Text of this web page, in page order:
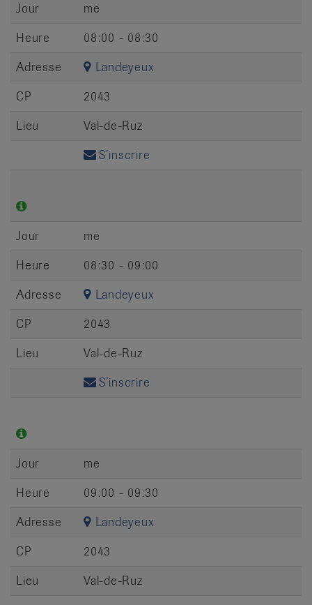
Jour
me
Heure
08:00 - 08:30
Adresse
Landeyeux
CP
2043
Lieu
Val-de-Ruz
S’inscrire
Jour
me
Heure
08:30 - 09:00
Adresse
Landeyeux
CP
2043
Lieu
Val-de-Ruz
S’inscrire
Jour
me
Heure
09:00 - 09:30
Adresse
Landeyeux
CP
2043
Lieu
Val-de-Ruz